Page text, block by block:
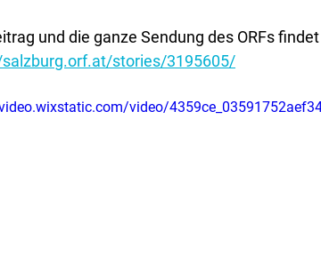
und die ganze Sendung des ORFs
stories/3195605/
video/